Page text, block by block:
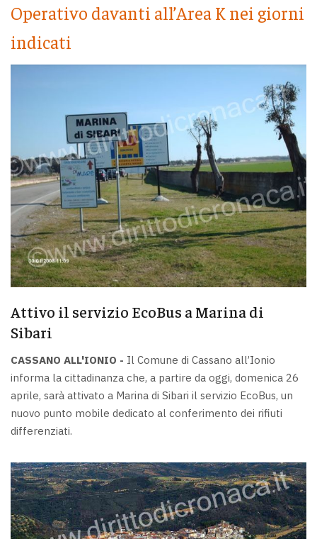
Operativo davanti all’Area K nei giorni
indicati
Attivo il servizio EcoBus a Marina di
Sibari
CASSANO ALL'IONIO - Il Comune di Cassano all’Ionio
informa la cittadinanza che, a partire da oggi, domenica 26
aprile, sarà attivato a Marina di Sibari il servizio EcoBus, un
nuovo punto mobile dedicato al conferimento dei rifiuti
differenziati.